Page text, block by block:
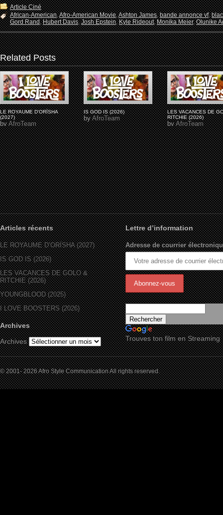
Article Ciné
African-American,Afro-American Movie,Ashton James,bande annonce vf,
Gord Rand,Hubert Davis,Josh Epstein,Kyle Rideout,Monika Meier,Olunike
Related Posts
LE ROYAUME D'ORÏSHA
(2027)
byAfroTeam
IS GOD IS (2026)
byAfroTeam
LES VACANCES DE
RITCHIE (2026)
byAfroTeam
Articles récents
LE ROYAUME D’ORÏSHA (2027)
IS GOD IS (2026)
LES VACANCES DE GOLO &
RITCHIE (2026)
YOUNGBLOOD (2025)
I LOVE BOOSTERS (2026)
Archives
Archives
Lettre d’information
Adresse de courrier
Trouves ton film en Streaming
© 2001- 2026 Afro Style Communication All rights reserved.